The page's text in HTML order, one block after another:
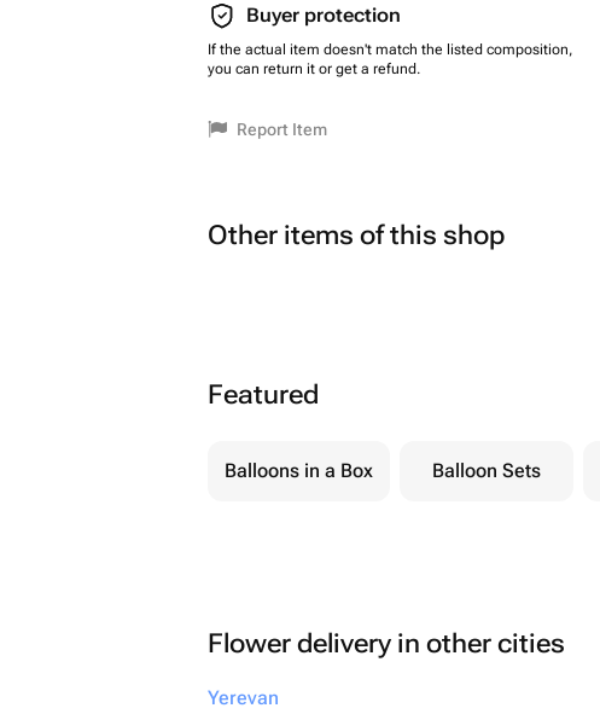
Buyer protection
If the actual item doesn't match the listed composition,
you can return it or get a refund.
Report Item
Other items of this shop
Featured
Balloons in a Box Balloon Sets
Flower delivery in other cities
Yerevan